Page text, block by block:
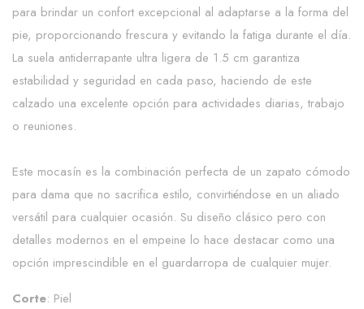
para brindar un confort excepcional al adaptarse a la forma del
pie, proporcionando frescura y evitando la fatiga durante el día.
La suela antiderrapante ultra ligera de 1.5 cm garantiza
estabilidad y seguridad en cada paso, haciendo de este
calzado una excelente opción para actividades diarias, trabajo
o reuniones.
Este mocasín es la combinación perfecta de un zapato cómodo
para dama que no sacrifica estilo, convirtiéndose en un aliado
versátil para cualquier ocasión. Su diseño clásico pero con
detalles modernos en el empeine lo hace destacar como una
opción imprescindible en el guardarropa de cualquier mujer.
Corte: Piel